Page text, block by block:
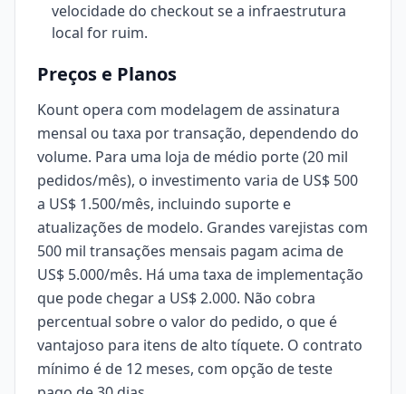
velocidade do checkout se a infraestrutura
local for ruim.
Preços e Planos
Kount opera com modelagem de assinatura
mensal ou taxa por transação, dependendo do
volume. Para uma loja de médio porte (20 mil
pedidos/mês), o investimento varia de US$ 500
a US$ 1.500/mês, incluindo suporte e
atualizações de modelo. Grandes varejistas com
500 mil transações mensais pagam acima de
US$ 5.000/mês. Há uma taxa de implementação
que pode chegar a US$ 2.000. Não cobra
percentual sobre o valor do pedido, o que é
vantajoso para itens de alto tíquete. O contrato
mínimo é de 12 meses, com opção de teste